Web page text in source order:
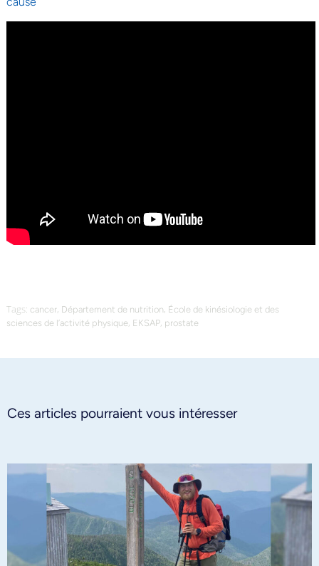
Tags: cancer, Département de nutrition, École de kinésiologie et des
sciences de l’activité physique, EKSAP, prostate
Ces articles pourraient vous intéresser